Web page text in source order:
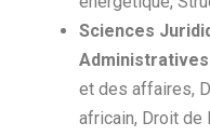
Sciences
Administratives
et des affaires,
africain, Droit de